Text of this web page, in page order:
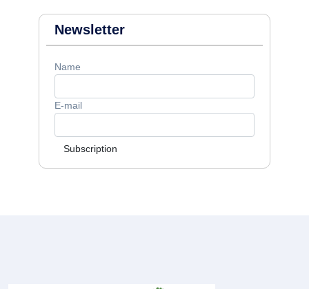
Newsletter
Name
E-mail
Subscription